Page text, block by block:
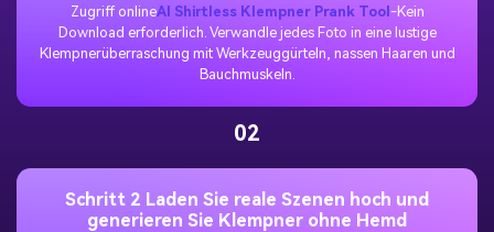
Zugriff onlineAI Shirtless Klempner Prank Tool -Kein
Download erforderlich. Verwandle jedes Foto in eine lustige
Klempnerüberraschung mit Werkzeuggürteln, nassen Haaren und
Bauchmuskeln.
02
Schritt 2 Laden Sie reale Szenen hoch und
generieren Sie Klempner ohne Hemd